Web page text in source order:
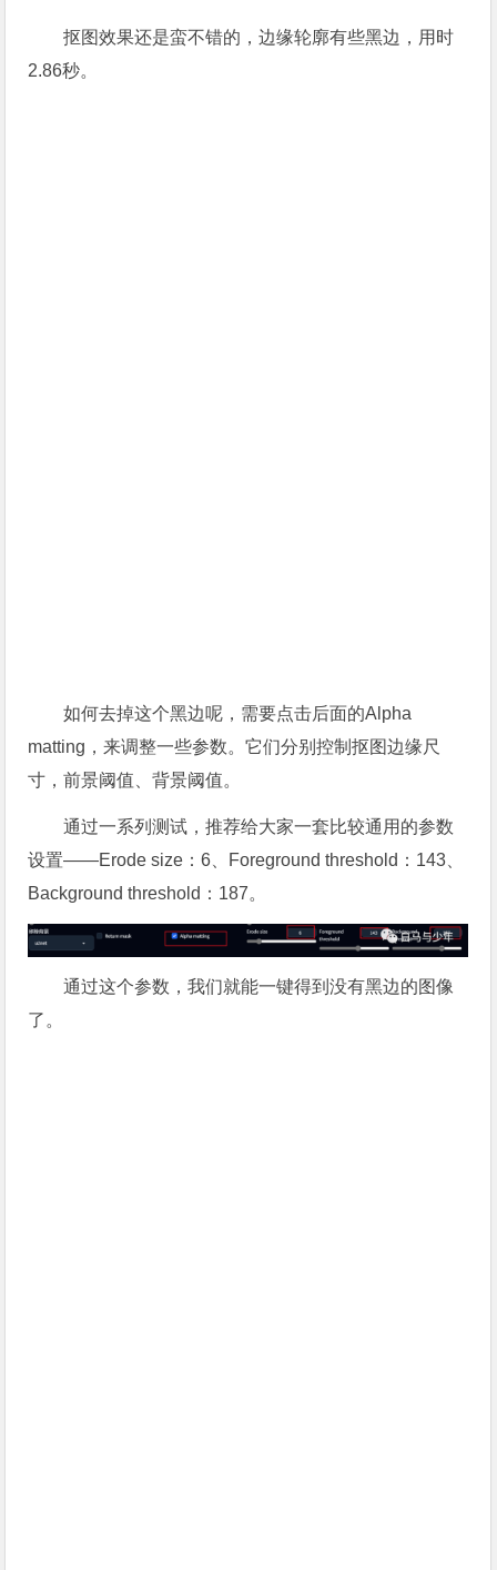
抠图效果还是蛮不错的，边缘轮廓有些黑边，用时
2.86秒。
如何去掉这个黑边呢，需要点击后面的Alpha
matting，来调整一些参数。它们分别控制抠图边缘尺
寸，前景阈值、背景阈值。
通过一系列测试，推荐给大家一套比较通用的参数
设置——Erode size：6、Foreground threshold：143、
Background threshold：187。
通过这个参数，我们就能一键得到没有黑边的图像
了。